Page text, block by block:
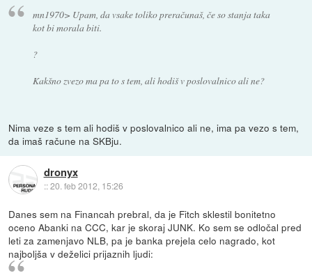
mn1970> Upam, da vsake toliko preračunaš, če so stanja taka
kot bi morala biti.
?
Kakšno zvezo ma pa to s tem, ali hodiš v poslovalnico ali ne?
Nima veze s tem ali hodiš v poslovalnico ali ne, ima pa vezo s tem,
da imaš račune na SKBju.
dronyx
::20. feb 2012, 15:26
Danes sem na Financah prebral, da je Fitch sklestil bonitetno
oceno Abanki na CCC, kar je skoraj JUNK. Ko sem se odločal pred
leti za zamenjavo NLB, pa je banka prejela celo nagrado, kot
najboljša v deželici prijaznih ljudi: